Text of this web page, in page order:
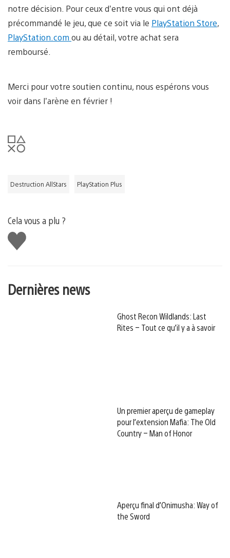
notre décision. Pour ceux d’entre vous qui ont déjà
précommandé le jeu, que ce soit via le PlayStation Store,
PlayStation.com ou au détail, votre achat sera
remboursé.
Merci pour votre soutien continu, nous espérons vous
voir dans l’arène en février !
Destruction AllStars PlayStation Plus
Cela vous a plu ?
J'aime
Dernières news
Ghost Recon Wildlands: Last
Rites – Tout ce qu’il y a à savoir
Un premier aperçu de gameplay
pour l’extension Mafia: The Old
Country – Man of Honor
Aperçu final d’Onimusha: Way of
the Sword